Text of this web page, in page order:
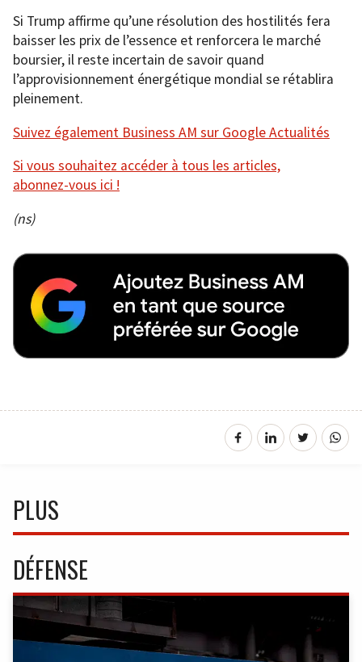
Si Trump affirme qu’une résolution des hostilités fera
baisser les prix de l’essence et renforcera le marché
boursier, il reste incertain de savoir quand
l’approvisionnement énergétique mondial se rétablira
pleinement.
Suivez également Business AM sur Google Actualités
Si vous souhaitez accéder à tous les articles,
abonnez-vous ici !
(ns)
PLUS
DÉFENSE